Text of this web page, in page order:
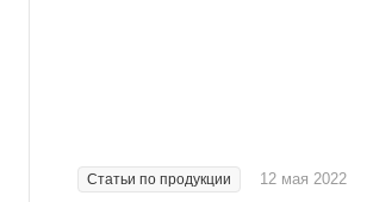
Статьи по продукции 12 мая 2022